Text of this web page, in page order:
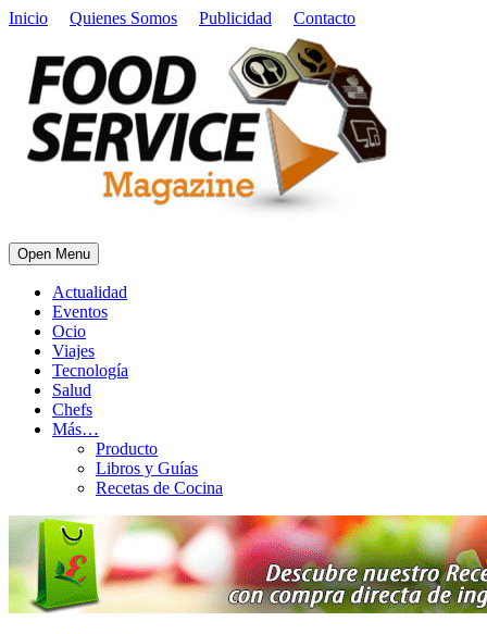
Inicio Quienes Somos Publicidad Contacto
Open Menu
Actualidad
Eventos
Ocio
Viajes
Tecnología
Salud
Chefs
Más…
Producto
Libros y Guías
Recetas de Cocina